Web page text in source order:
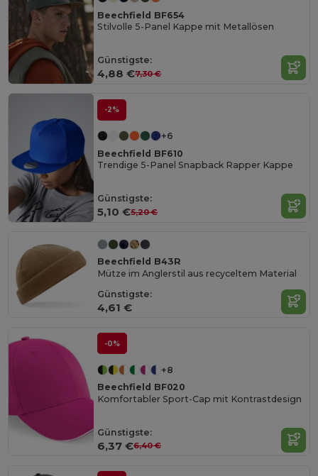
Beechfield BF654
Stilvolle 5-Panel Kappe mit Metallösen
Günstigste:
4,88 €7,30 €
-2%
+6
Beechfield BF610
Trendige 5-Panel Snapback Rapper Kappe
Günstigste:
5,10 €5,20 €
Beechfield B43R
Mütze im Anglerstil aus recyceltem Material
Günstigste:
4,61 €
-0%
+8
Beechfield BF020
Komfortabler Sport-Cap mit Kontrastdesign
Günstigste:
6,37 €6,40 €